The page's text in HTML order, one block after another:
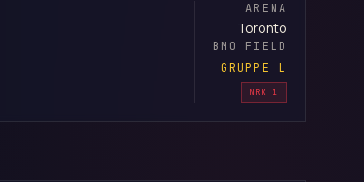
ARENA
Toronto
BMO FIELD
GRUPPE L
NRK 1